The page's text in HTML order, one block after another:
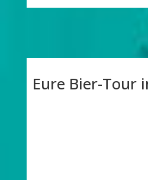
Eure Bier-Tour